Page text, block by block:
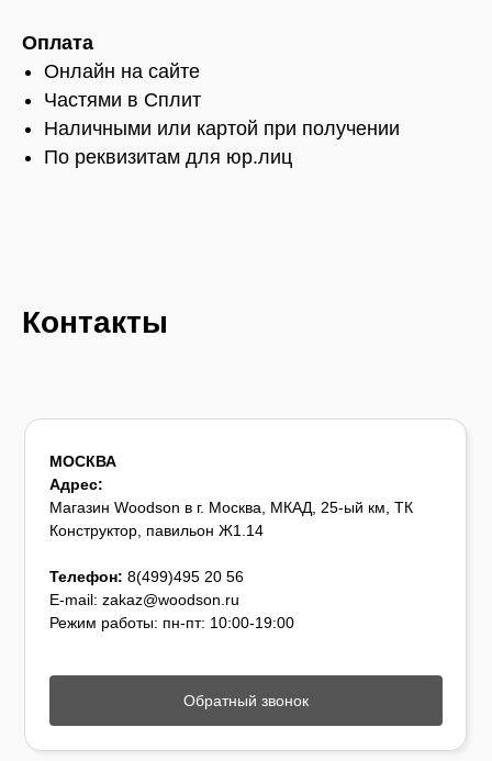
Оплата
Онлайн на сайте
Частями в Сплит
Наличными или картой при получении
По реквизитам для юр.лиц
Контакты
МОСКВА
Адрес:
Магазин Woodson в г. Москва, МКАД, 25-ый км, ТК
Конструктор, павильон Ж1.14
Телефон: 8(499)495 20 56
E-mail: zakaz@woodson.ru
Режим работы: пн-пт: 10:00-19:00
Обратный звонок